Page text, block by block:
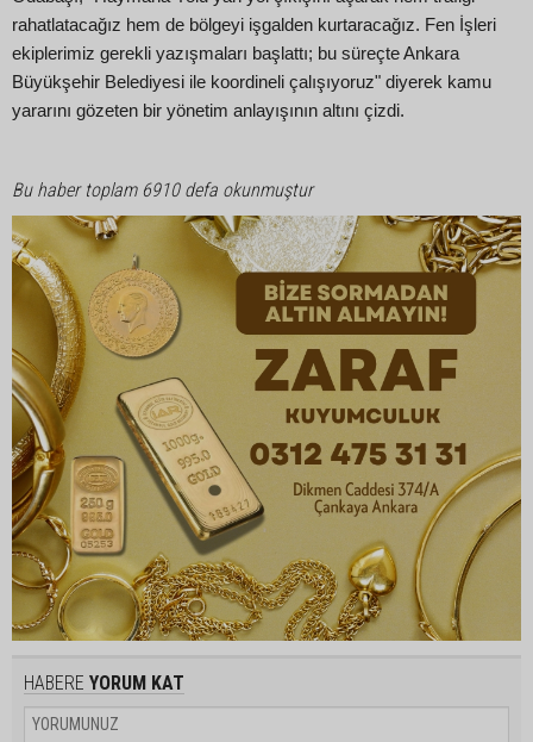
rahatlatacağız hem de bölgeyi işgalden kurtaracağız. Fen İşleri
ekiplerimiz gerekli yazışmaları başlattı; bu süreçte Ankara
Büyükşehir Belediyesi ile koordineli çalışıyoruz" diyerek kamu
yararını gözeten bir yönetim anlayışının altını çizdi.
Bu haber toplam 6910 defa okunmuştur
HABERE YORUM KAT